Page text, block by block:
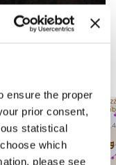
ensure the proper
prior consent,
statistical
which
please see